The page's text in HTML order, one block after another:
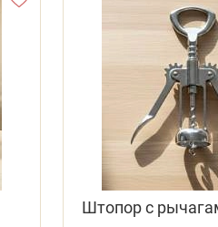
Штопор с